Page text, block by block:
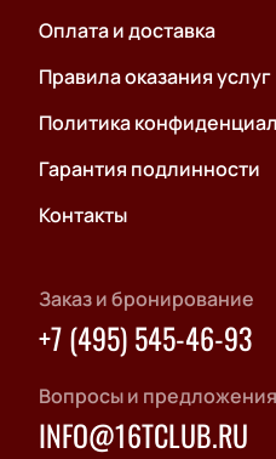
Оплата и доставка
Правила оказания услуг
Политика
Гарантия подлинности
Контакты
Заказ и бронирование
+7 (495) 545-46-93
Вопросы и предложения
INFO@16TCLUB.RU